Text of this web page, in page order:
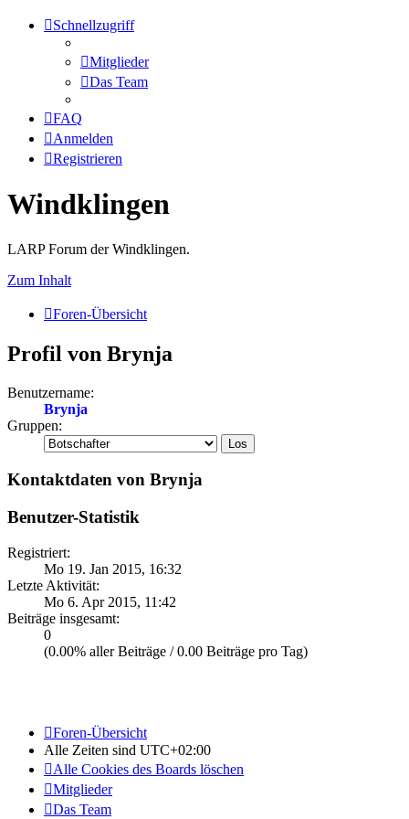
Schnellzugriff
Mitglieder
Das Team
FAQ
Anmelden
Registrieren
Windklingen
LARP Forum der Windklingen.
Zum Inhalt
Foren-Übersicht
Profil von Brynja
Benutzername:
Brynja
Gruppen:
Kontaktdaten von Brynja
Benutzer-Statistik
Registriert:
Mo 19. Jan 2015, 16:32
Letzte Aktivität:
Mo 6. Apr 2015, 11:42
Beiträge insgesamt:
0
(0.00% aller Beiträge / 0.00 Beiträge pro Tag)
Foren-Übersicht
Alle Zeiten sind UTC+02:00
Alle Cookies des Boards löschen
Mitglieder
Das Team